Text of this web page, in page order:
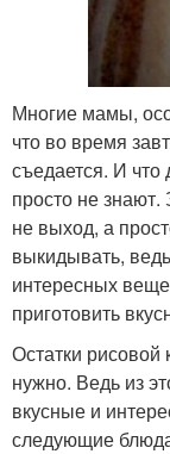
Многие мамы,
что во время
съедается. И что
просто не
не выход, а
выкидывать,
интересных
приготовить
Остатки
нужно. Ведь из
вкусные и
следующие